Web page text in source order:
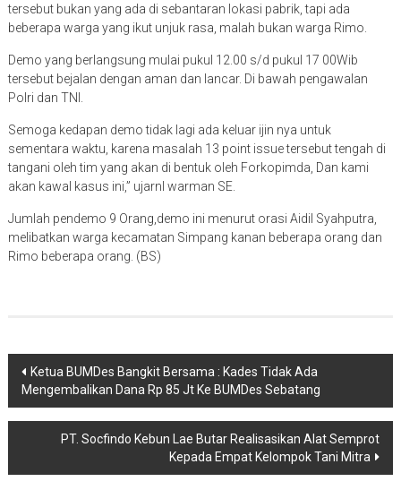
tersebut bukan yang ada di sebantaran lokasi pabrik, tapi ada
beberapa warga yang ikut unjuk rasa, malah bukan warga Rimo.
Demo yang berlangsung mulai pukul 12.00 s/d pukul 17 00Wib
tersebut bejalan dengan aman dan lancar. Di bawah pengawalan
Polri dan TNI.
Semoga kedapan demo tidak lagi ada keluar ijin nya untuk
sementara waktu, karena masalah 13 point issue tersebut tengah di
tangani oleh tim yang akan di bentuk oleh Forkopimda, Dan kami
akan kawal kasus ini,” ujarnl warman SE.
Jumlah pendemo 9 Orang,demo ini menurut orasi Aidil Syahputra,
melibatkan warga kecamatan Simpang kanan beberapa orang dan
Rimo beberapa orang. (BS)
Navigasi
pos
Ketua BUMDes Bangkit Bersama : Kades Tidak Ada
Mengembalikan Dana Rp 85 Jt Ke BUMDes Sebatang
PT. Socfindo Kebun Lae Butar Realisasikan Alat Semprot
Kepada Empat Kelompok Tani Mitra